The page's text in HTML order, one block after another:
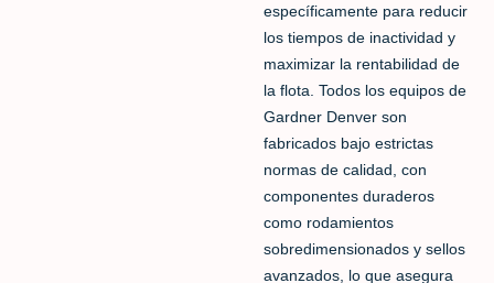
específicamente para reducir
los tiempos de inactividad y
maximizar la rentabilidad de
la flota. Todos los equipos de
Gardner Denver son
fabricados bajo estrictas
normas de calidad, con
componentes duraderos
como rodamientos
sobredimensionados y sellos
avanzados, lo que asegura